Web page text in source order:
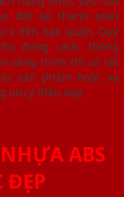
đặt sẽ thanh toán
ý đến bảo quản, Quý
đúng cách, thông
công trình thì có rất
sản phẩm hoặc va
lưu ý điều này.
ABS
ĐẸP